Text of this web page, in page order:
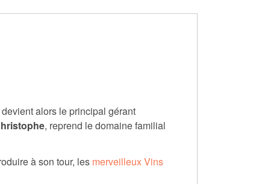
alors le principal gérant
, reprend le domaine familial
à son tour, les merveilleux Vins